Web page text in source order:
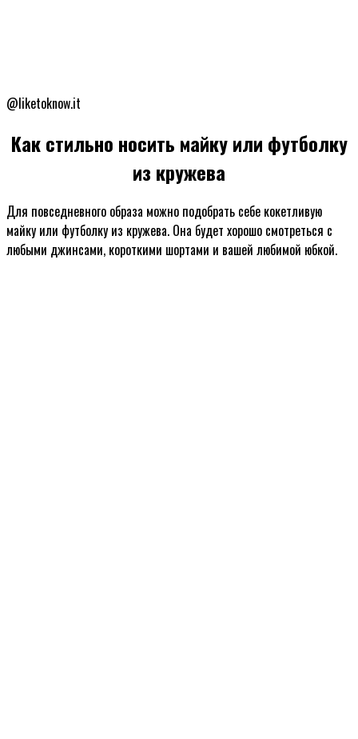
@liketoknow.it
Как стильно носить майку или футболку
из кружева
Для повседневного образа можно подобрать себе кокетливую
майку или футболку из кружева. Она будет хорошо смотреться с
любыми джинсами, короткими шортами и вашей любимой юбкой.